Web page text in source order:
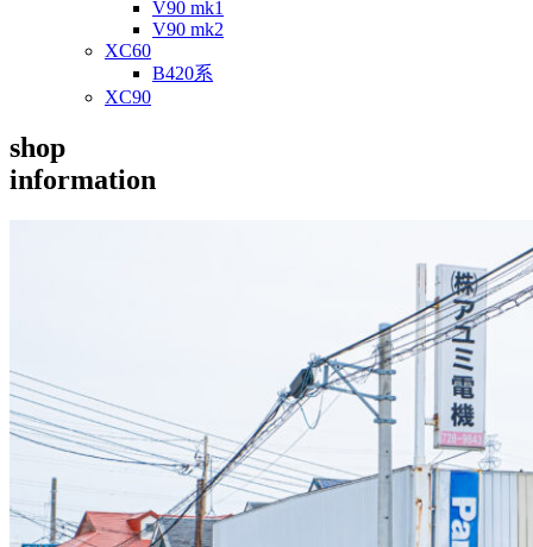
V90 mk1
V90 mk2
XC60
B420系
XC90
shop
information